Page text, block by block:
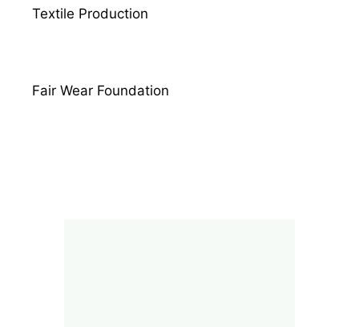
Textile Production
Fair Wear Foundation